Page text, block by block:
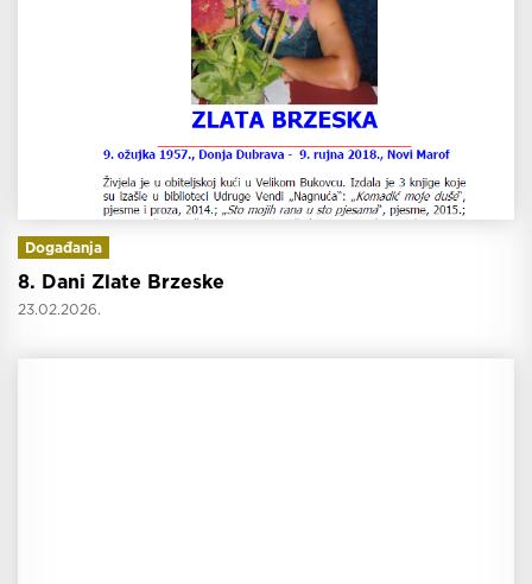
Događanja
8. Dani Zlate Brzeske
23.02.2026.